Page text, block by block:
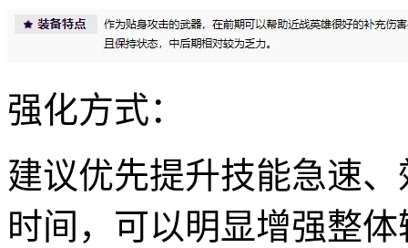
强化方式：
建议优先提升技能急速
时间，可以明显增强整